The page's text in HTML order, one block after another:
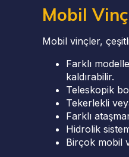
Mobil
Mobil vinçler,
Farklı
kaldırabilir.
Teleskopik
Tekerlekli
Farklı
Hidrolik
Birçok mobil